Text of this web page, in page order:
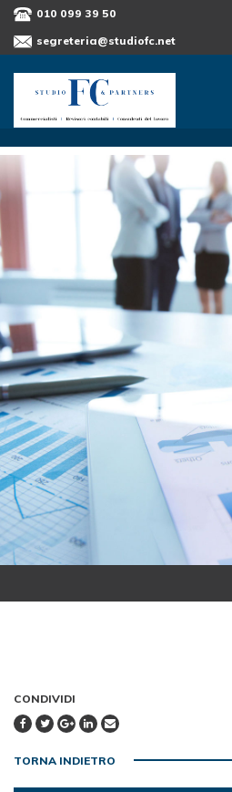
010 099 39 50
segreteria@studiofc.net
CONDIVIDI
TORNA INDIETRO